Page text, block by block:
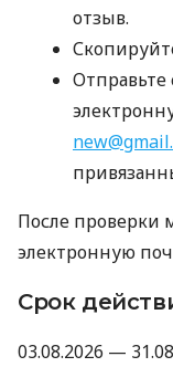
отзыв.
Отправьте
После проверки
электронную
Срок
03.08.2026 —